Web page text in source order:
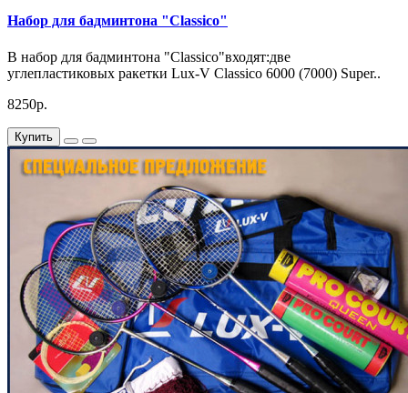
Набор для бадминтона "Classico"
В набор для бадминтона "Classico"входят:две
углепластиковых ракетки Lux-V Classico 6000 (7000) Super..
8250р.
Купить